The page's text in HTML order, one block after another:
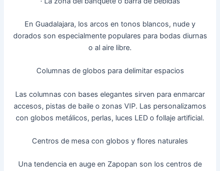
En Guadalajara, los arcos en tonos blancos, nude y
dorados son especialmente populares para bodas diurnas
o al aire libre.
Columnas de globos para delimitar espacios
Las columnas con bases elegantes sirven para enmarcar
accesos, pistas de baile o zonas VIP. Las personalizamos
con globos metálicos, perlas, luces LED o follaje artificial.
Centros de mesa con globos y flores naturales
Una tendencia en auge en Zapopan son los centros de